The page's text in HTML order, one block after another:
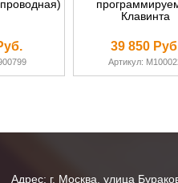
Клавинта
39 850
Артикул:
Адрес: г. Москва, улица